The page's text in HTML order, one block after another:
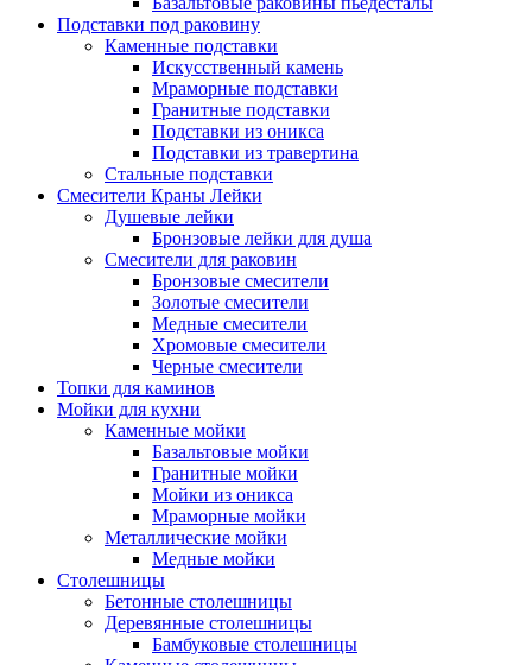
Подставки под раковину
Каменные подставки
Искусственный камень
Мраморные подставки
Гранитные подставки
Подставки из оникса
Подставки из травертина
Стальные подставки
Смесители Краны Лейки
Душевые лейки
Бронзовые лейки для душа
Смесители для раковин
Бронзовые смесители
Золотые смесители
Медные смесители
Хромовые смесители
Черные смесители
Топки для каминов
Мойки для кухни
Каменные мойки
Базальтовые мойки
Гранитные мойки
Мойки из оникса
Мраморные мойки
Металлические мойки
Медные мойки
Столешницы
Бетонные столешницы
Деревянные столешницы
Бамбуковые столешницы